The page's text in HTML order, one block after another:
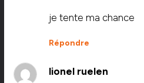
je tente ma chance
Répondre
lionel ruelen